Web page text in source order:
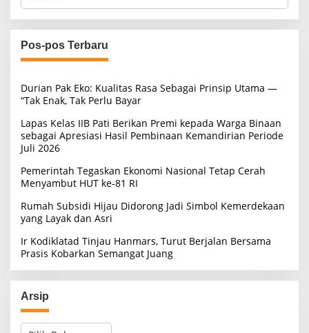
i
u
n
t
k
:
Pos-pos Terbaru
Durian Pak Eko: Kualitas Rasa Sebagai Prinsip Utama —
“Tak Enak, Tak Perlu Bayar
Lapas Kelas IIB Pati Berikan Premi kepada Warga Binaan
sebagai Apresiasi Hasil Pembinaan Kemandirian Periode
Juli 2026
Pemerintah Tegaskan Ekonomi Nasional Tetap Cerah
Menyambut HUT ke-81 RI
Rumah Subsidi Hijau Didorong Jadi Simbol Kemerdekaan
yang Layak dan Asri
Ir Kodiklatad Tinjau Hanmars, Turut Berjalan Bersama
Prasis Kobarkan Semangat Juang
Arsip
A